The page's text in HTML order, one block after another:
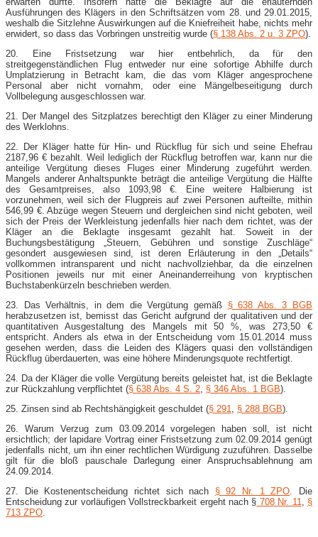
Ausführungen des Klägers in den Schriftsätzen vom 28. und 29.01.2015,
weshalb die Sitzlehne Auswirkungen auf die Kniefreiheit habe, nichts mehr
erwidert, so dass das Vorbringen unstreitig wurde (§ 138 Abs. 2 u. 3 ZPO).
20. Eine Fristsetzung war hier entbehrlich, da für den
streitgegenständlichen Flug entweder nur eine sofortige Abhilfe durch
Umplatzierung in Betracht kam, die das vom Kläger angesprochene
Personal aber nicht vornahm, oder eine Mängelbeseitigung durch
Vollbelegung ausgeschlossen war.
21. Der Mangel des Sitzplatzes berechtigt den Kläger zu einer Minderung
des Werklohns.
22. Der Kläger hatte für Hin- und Rückflug für sich und seine Ehefrau
2187,96 € bezahlt. Weil lediglich der Rückflug betroffen war, kann nur die
anteilige Vergütung dieses Fluges einer Minderung zugeführt werden.
Mangels anderer Anhaltspunkte beträgt die anteilige Vergütung die Hälfte
des Gesamtpreises, also 1093,98 €. Eine weitere Halbierung ist
vorzunehmen, weil sich der Flugpreis auf zwei Personen aufteilte, mithin
546,99 €. Abzüge wegen Steuern und dergleichen sind nicht geboten, weil
sich der Preis der Werkleistung jedenfalls hier nach dem richtet, was der
Kläger an die Beklagte insgesamt gezahlt hat. Soweit in der
Buchungsbestätigung „Steuern, Gebühren und sonstige Zuschläge“
gesondert ausgewiesen sind, ist deren Erläuterung in den „Details“
vollkommen intransparent und nicht nachvollziehbar, da die einzelnen
Positionen jeweils nur mit einer Aneinanderreihung von kryptischen
Buchstabenkürzeln beschrieben werden.
23. Das Verhältnis, in dem die Vergütung gemäß § 638 Abs. 3 BGB
herabzusetzen ist, bemisst das Gericht aufgrund der qualitativen und der
quantitativen Ausgestaltung des Mangels mit 50 %, was 273,50 €
entspricht. Anders als etwa in der Entscheidung vom 15.01.2014 muss
gesehen werden, dass die Leiden des Klägers quasi den vollständigen
Rückflug überdauerten, was eine höhere Minderungsquote rechtfertigt.
24. Da der Kläger die volle Vergütung bereits geleistet hat, ist die Beklagte
zur Rückzahlung verpflichtet (§ 638 Abs. 4 S. 2 § 346 Abs. 1 BGB).
25. Zinsen sind ab Rechtshängigkeit geschuldet (§ 291 § 288 BGB).
26. Warum Verzug zum 03.09.2014 vorgelegen haben soll, ist nicht
ersichtlich; der lapidare Vortrag einer Fristsetzung zum 02.09.2014 genügt
jedenfalls nicht, um ihn einer rechtlichen Würdigung zuzuführen. Dasselbe
gilt für die bloß pauschale Darlegung einer Anspruchsablehnung am
24.09.2014.
27. Die Kostenentscheidung richtet sich nach § 92 Nr. 1 ZPO . Die
Entscheidung zur vorläufigen Vollstreckbarkeit ergeht nach § 708 Nr. 11
§
713 ZPO